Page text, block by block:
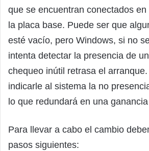
que se encuentran conectados en
la placa base. Puede ser que
esté vacío, pero Windows, si no
intenta detectar la presencia de
chequeo inútil retrasa el
indicarle al sistema la no
lo que redundará en una
Para llevar a cabo el cambio
pasos siguientes: